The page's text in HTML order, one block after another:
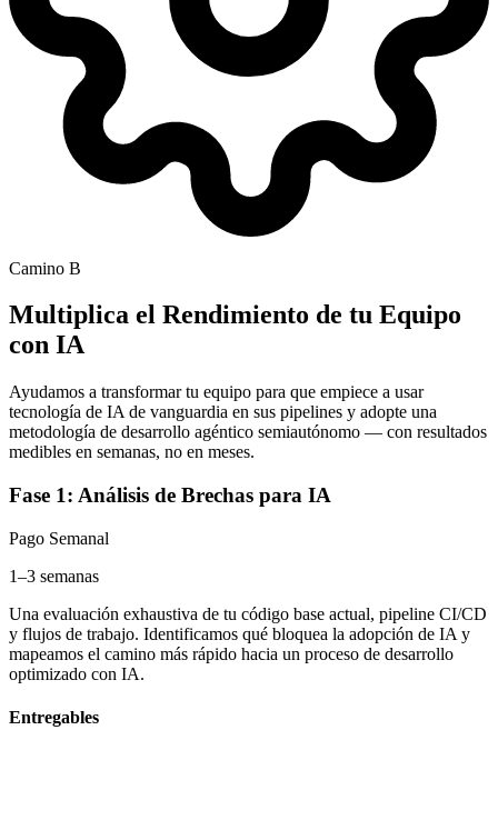
Camino B
Multiplica el Rendimiento de tu Equipo
con IA
Ayudamos a transformar tu equipo para que empiece a usar
tecnología de IA de vanguardia en sus pipelines y adopte una
metodología de desarrollo agéntico semiautónomo — con resultados
medibles en semanas, no en meses.
Fase 1: Análisis de Brechas para IA
Pago Semanal
1–3 semanas
Una evaluación exhaustiva de tu código base actual, pipeline CI/CD
y flujos de trabajo. Identificamos qué bloquea la adopción de IA y
mapeamos el camino más rápido hacia un proceso de desarrollo
optimizado con IA.
Entregables